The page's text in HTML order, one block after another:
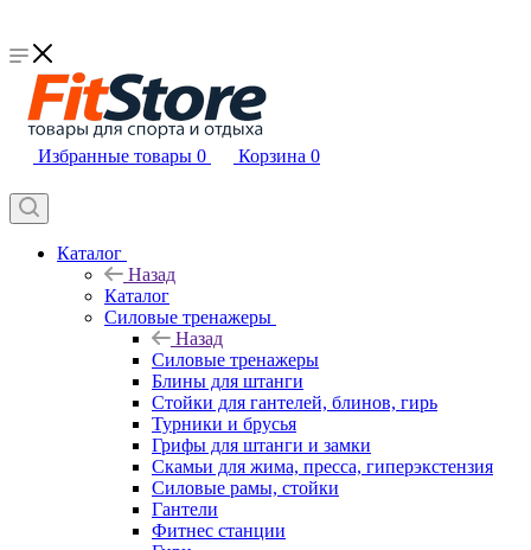
Избранные товары 0 Корзина 0
Каталог
Назад
Каталог
Силовые тренажеры
Назад
Силовые тренажеры
Блины для штанги
Стойки для гантелей, блинов, гирь
Турники и брусья
Грифы для штанги и замки
Скамьи для жима, пресса, гиперэкстензия
Силовые рамы, стойки
Гантели
Фитнес станции